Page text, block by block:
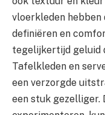
vloerkleden
definiëren en
tegelijkertijd geluid
Tafelkleden en
een verzorgde
een stuk